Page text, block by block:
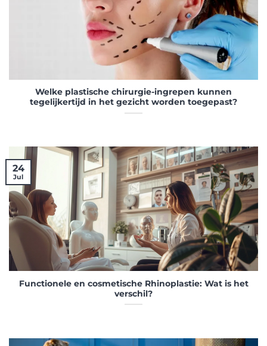
Welke plastische chirurgie-ingrepen kunnen
tegelijkertijd in het gezicht worden toegepast?
Functionele en cosmetische Rhinoplastie: Wat is het
verschil?
24
Jul